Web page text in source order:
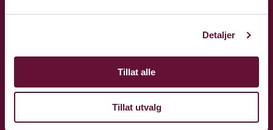
Detaljer
Tillat alle
Tillat utvalg